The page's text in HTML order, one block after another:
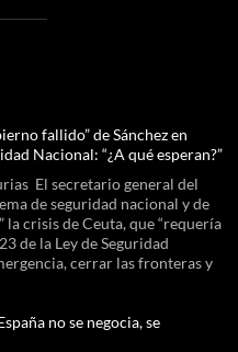
fallido” de Sánchez en
Nacional: “¿A qué esperan?”
El secretario general del
de seguridad nacional y de
crisis de Ceuta, que “requería
de la Ley de Seguridad
cerrar las fronteras y
no se negocia, se